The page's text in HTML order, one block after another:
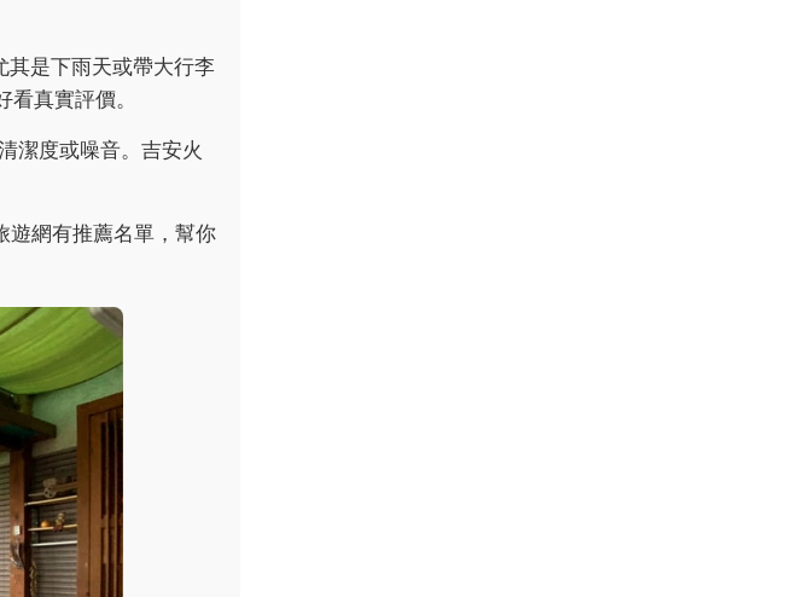
是下雨天或帶大行李
真實評價。
潔度或噪音。吉安火
遊網有推薦名單，幫你